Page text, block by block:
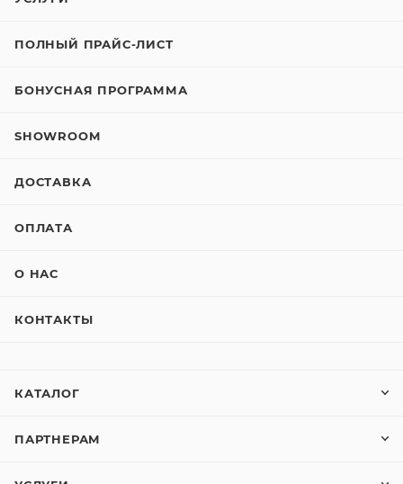
ПОЛНЫЙ ПРАЙС-ЛИСТ
БОНУСНАЯ ПРОГРАММА
SHOWROOM
ДОСТАВКА
ОПЛАТА
О НАС
КОНТАКТЫ
КАТАЛОГ
ПАРТНЕРАМ